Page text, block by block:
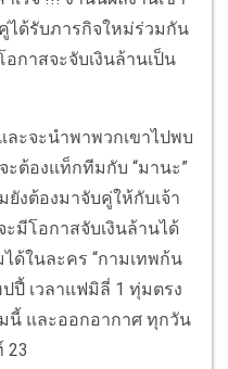
ได้รับภารกิจใหม่ร่วมกัน
กาสจะจับเงินล้านเป็น
ะจะนำพาพวกเขาไปพบ
จะต้องแท็กทีมกับ “มานะ”
งต้องมาจับคู่ให้กับเจ้า
มีโอกาสจับเงินล้านได้
ด้ในละคร “กามเทพก้น
ปี้ เวลาแฟมิลี่ 1 ทุ่มตรง
นี้ และออกอากาศ ทุกวัน
23